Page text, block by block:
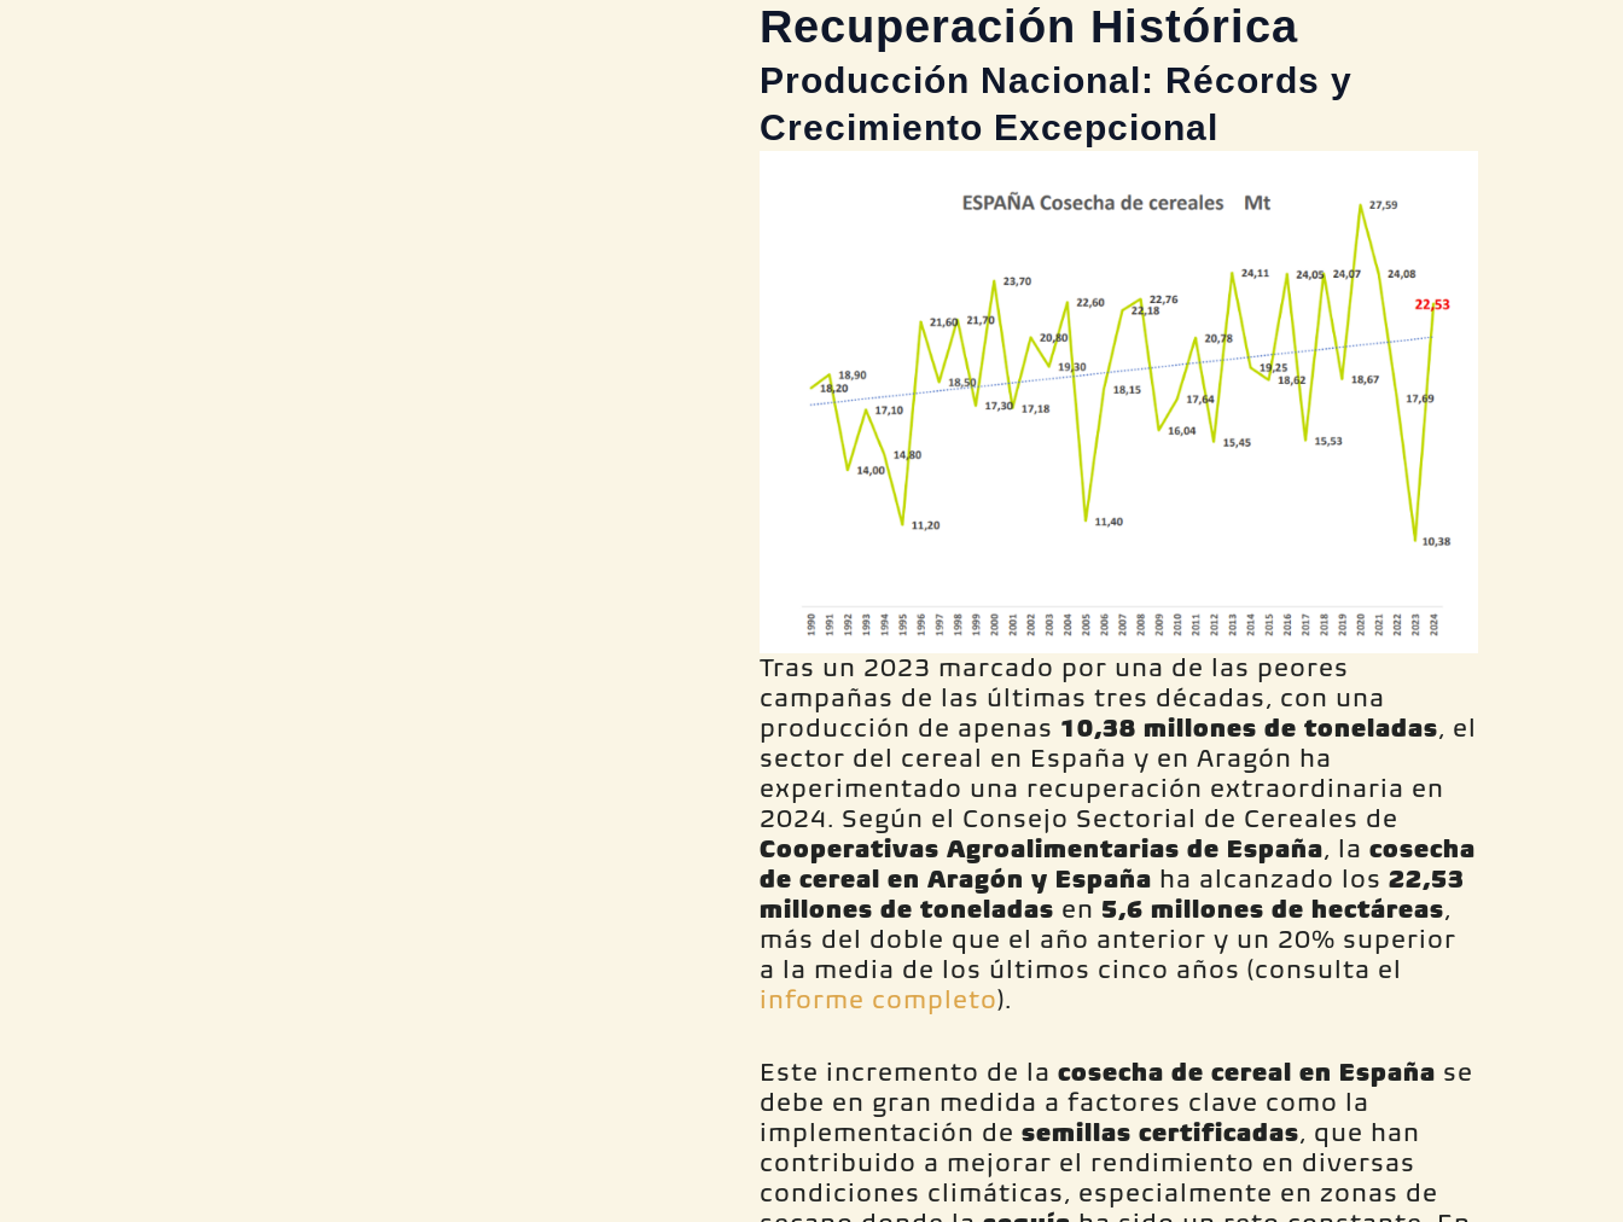
Recuperación Histórica
Producción Nacional: Récords y
Crecimiento Excepcional
Tras un 2023 marcado por una de las peores
campañas de las últimas tres décadas, con una
producción de apenas 10,38 millones de toneladas, el
sector del cereal en España y en Aragón ha
experimentado una recuperación extraordinaria en
2024. Según el Consejo Sectorial de Cereales de
Cooperativas Agroalimentarias de España, la cosecha
de cereal en Aragón y España ha alcanzado los 22,53
millones de toneladas en 5,6 millones de hectáreas,
más del doble que el año anterior y un 20% superior
a la media de los últimos cinco años (consulta el
informe completo).
Este incremento de la cosecha de cereal en España se
debe en gran medida a factores clave como la
implementación de semillas certificadas, que han
contribuido a mejorar el rendimiento en diversas
condiciones climáticas, especialmente en zonas de